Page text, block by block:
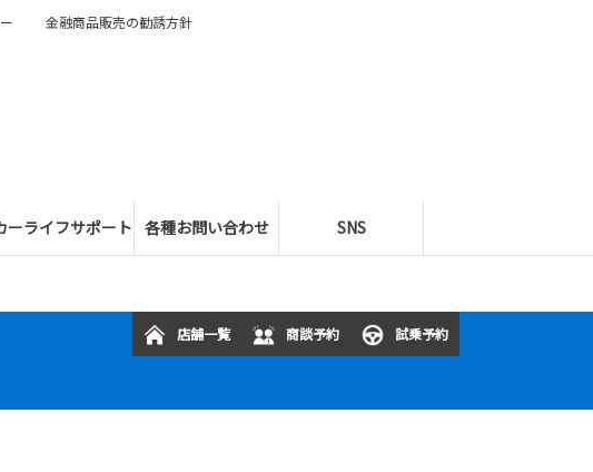
ーライフサポート 各種お問い合わせ SNS
金融商品販売の勧誘方針
店舗一覧 商談予約 試乗予約